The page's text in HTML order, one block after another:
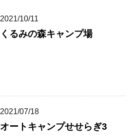
2021/10/11
くるみの森キャンプ場
2021/07/18
オートキャンプせせらぎ3